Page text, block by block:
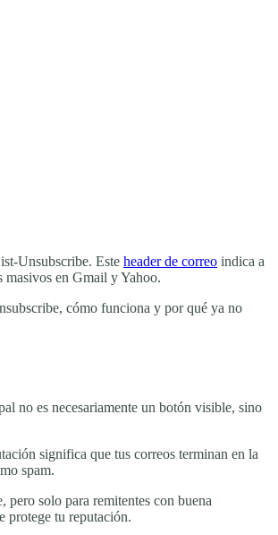
Unsubscribe. Este header de correo indica a
masivos en Gmail y Yahoo.
cómo funciona y por qué ya no
no es necesariamente un botón visible, sino
significa que tus correos terminan en la
spam.
solo para remitentes con buena
protege tu reputación.